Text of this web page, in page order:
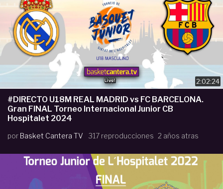
2:02:24
#DIRECTO U18M REAL MADRID vs FC BARCELONA.
Gran FINAL Torneo Internacional Junior CB
Hospitalet 2024
por Basket Cantera TV 317 reproducciones 2 años atras